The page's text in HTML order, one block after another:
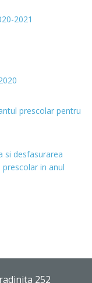
2021
prescolar pentru
si desfasurarea
in anul
252